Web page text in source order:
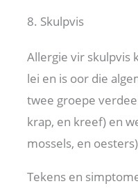
8. Skulpvis
Allergie vir skulpvis
lei en is oor die
twee groepe
krap, en kreef) en
mossels, en
Tekens en